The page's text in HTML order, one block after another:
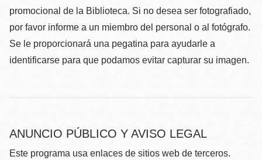
promocional de la Biblioteca. Si no desea ser fotografiado,
por favor informe a un miembro del personal o al fotógrafo.
Se le proporcionará una pegatina para ayudarle a
identificarse para que podamos evitar capturar su imagen.
ANUNCIO PÚBLICO Y AVISO LEGAL
Este programa usa enlaces de sitios web de terceros.